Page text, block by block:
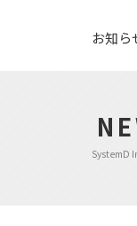
お知ら
SystemD